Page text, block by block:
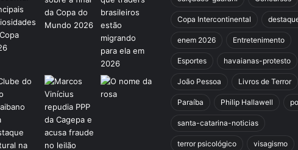
o
u
t
é
l
a
n
Copa Intercontinental
enem 2026 Entretenimento
Esportes havaianas-protesto
João Pessoa Livros de Terror
Paraíba Philip Hallawell
santa-catarina-noticias
terror psicológico visagismo